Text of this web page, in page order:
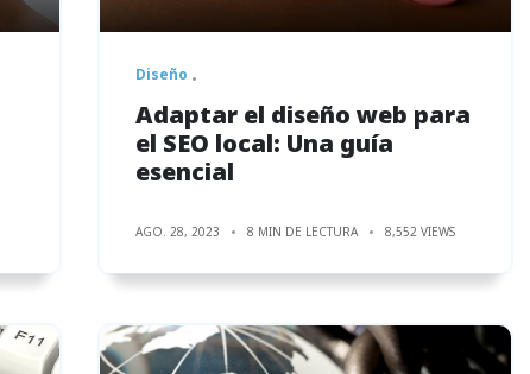
Diseño
Adaptar el diseño web para
el SEO local: Una guía
esencial
AGO. 28, 2023 8 MIN DE LECTURA 8,552 VIEWS